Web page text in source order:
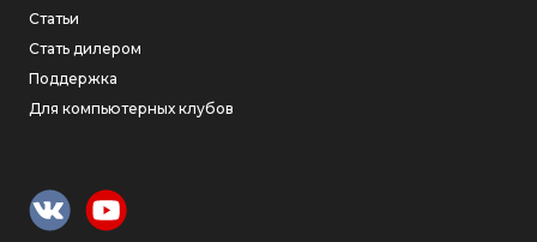
Статьи
Стать дилером
Поддержка
Для компьютерных клубов